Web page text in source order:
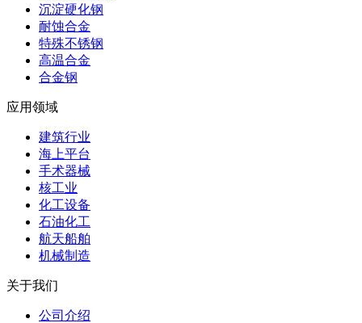
沉淀硬化钢
耐蚀合金
特殊不锈钢
高温合金
合金钢
应用领域
建筑行业
海上平台
手术器械
核工业
化工设备
石油化工
航天船舶
机械制造
关于我们
公司介绍